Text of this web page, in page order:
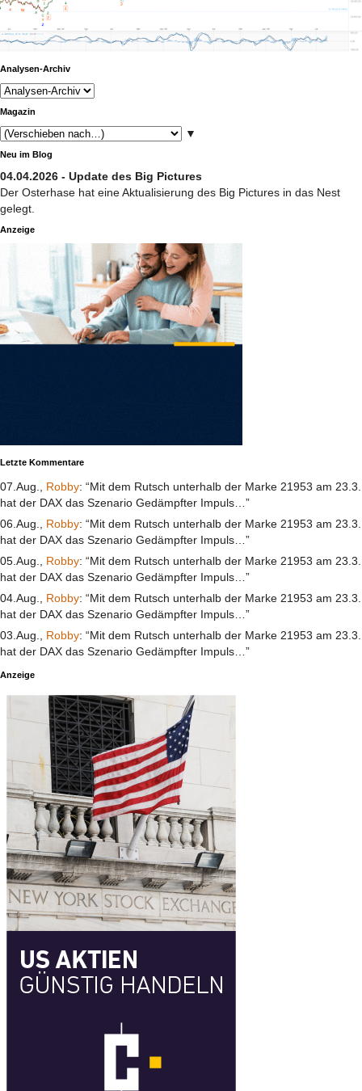
Analysen-Archiv
Magazin
▼
Neu im Blog
04.04.2026 - Update des Big Pictures
Der Osterhase hat eine Aktualisierung des Big Pictures in das Nest
gelegt.
Anzeige
Letzte Kommentare
07.Aug., Robby: “Mit dem Rutsch unterhalb der Marke 21953 am 23.3.
hat der DAX das Szenario Gedämpfter Impuls…”
06.Aug., Robby: “Mit dem Rutsch unterhalb der Marke 21953 am 23.3.
hat der DAX das Szenario Gedämpfter Impuls…”
05.Aug., Robby: “Mit dem Rutsch unterhalb der Marke 21953 am 23.3.
hat der DAX das Szenario Gedämpfter Impuls…”
04.Aug., Robby: “Mit dem Rutsch unterhalb der Marke 21953 am 23.3.
hat der DAX das Szenario Gedämpfter Impuls…”
03.Aug., Robby: “Mit dem Rutsch unterhalb der Marke 21953 am 23.3.
hat der DAX das Szenario Gedämpfter Impuls…”
Anzeige